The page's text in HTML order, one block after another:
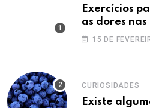
Exercícios
as dores nas
15 DE
CURIOSIDADES
Existe